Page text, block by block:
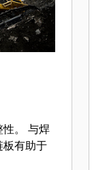
。 与焊
板有助于